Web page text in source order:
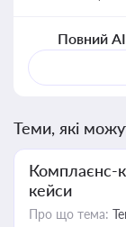
Повний
Теми, які
Комплаєнс-
кейси
Про що тема: